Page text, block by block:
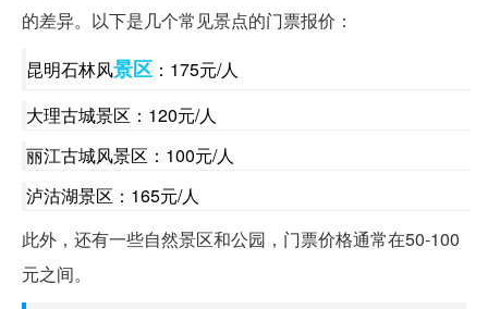
的差异。以下是几个常见景点的门票报价：
昆明石林风景区 ：175元/人
大理古城景区：120元/人
丽江古城风景区：100元/人
泸沽湖景区：165元/人
此外，还有一些自然景区和公园，门票价格通常在50-100
元之间。